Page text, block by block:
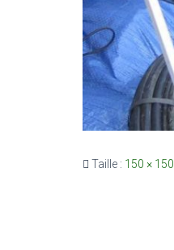
Taille : 150 × 150